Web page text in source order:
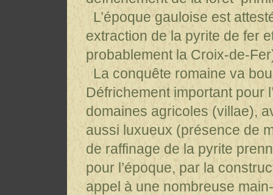
L’époque gauloise est
extraction de la pyrite de fer
probablement la Croix-de-
La conquête romaine va
Défrichement important pour
domaines agricoles (villae),
aussi luxueux (présence de
de raffinage de la pyrite
pour l’époque, par la
appel à une nombreuse